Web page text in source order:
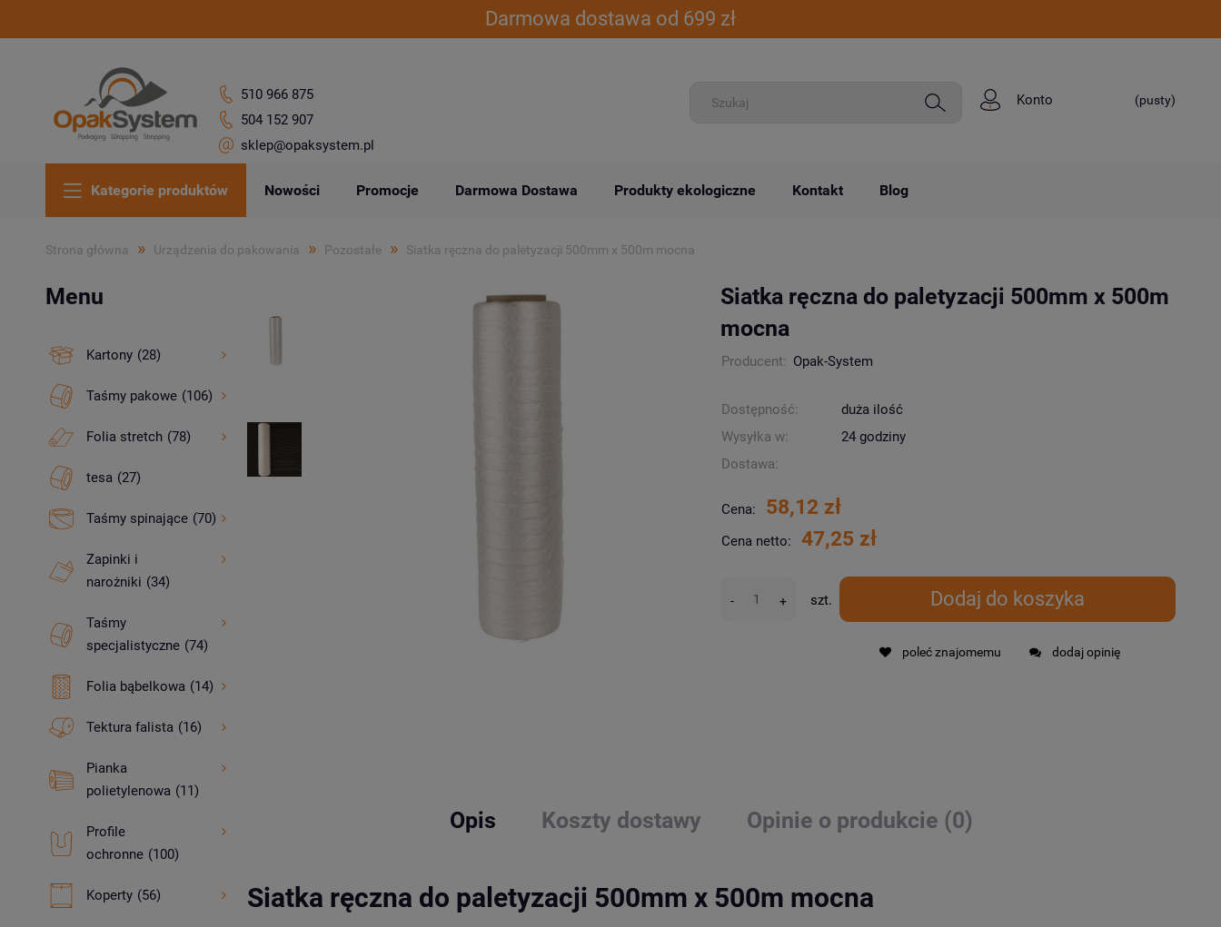
Darmowa dostawa od 699 zł
510 966 875
504 152 907
sklep@opaksystem.pl
(pusty)
Konto
Kategorie produktów Nowości Promocje Darmowa Dostawa Produkty ekologiczne Kontakt Blog
Strona główna » Urządzenia do pakowania » Pozostałe » Siatka ręczna do paletyzacji 500mm x 500m mocna
Menu
Kartony (28)
Taśmy pakowe (106)
Folia stretch (78)
tesa (27)
Taśmy spinające (70)
Zapinki i
narożniki (34)
Taśmy
specjalistyczne (74)
Folia bąbelkowa (14)
Tektura falista (16)
Pianka
polietylenowa (11)
Profile
ochronne (100)
Koperty (56)
Siatka ręczna do paletyzacji 500mm x 500m
mocna
Producent: Opak-System
Dostępność:
duża ilość
Wysyłka w:
24 godziny
Dostawa:
Cena: 58,12 zł
Cena netto: 47,25 zł
- + szt. Dodaj do koszyka
poleć znajomemu dodaj opinię
Opis Koszty dostawy Opinie o produkcie (0)
Siatka ręczna do paletyzacji 500mm x 500m mocna